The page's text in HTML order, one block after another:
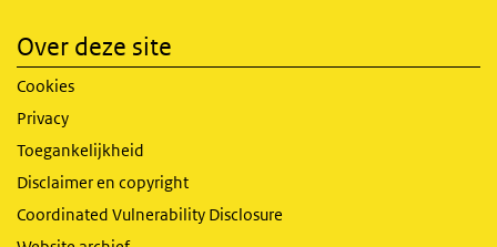
Over deze site
Cookies
Privacy
Toegankelijkheid
Disclaimer en copyright
Coordinated Vulnerability Disclosure